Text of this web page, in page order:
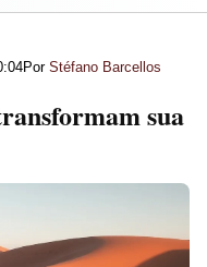
Por Stéfano Barcellos
sua